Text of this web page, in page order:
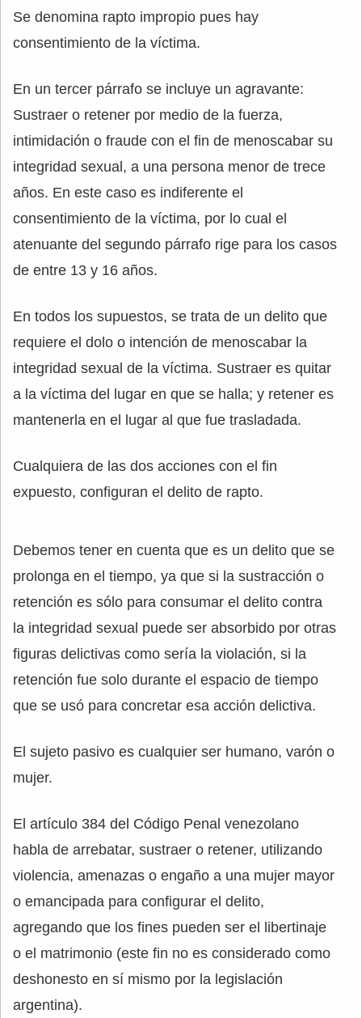
Se denomina rapto impropio pues hay
consentimiento de la víctima.
En un tercer párrafo se incluye un agravante:
Sustraer o retener por medio de la fuerza,
intimidación o fraude con el fin de menoscabar su
integridad sexual, a una persona menor de trece
años. En este caso es indiferente el
consentimiento de la víctima, por lo cual el
atenuante del segundo párrafo rige para los casos
de entre 13 y 16 años.
En todos los supuestos, se trata de un delito que
requiere el dolo o intención de menoscabar la
integridad sexual de la víctima. Sustraer es quitar
a la víctima del lugar en que se halla; y retener es
mantenerla en el lugar al que fue trasladada.
Cualquiera de las dos acciones con el fin
expuesto, configuran el delito de rapto.
Debemos tener en cuenta que es un delito que se
prolonga en el tiempo, ya que si la sustracción o
retención es sólo para consumar el delito contra
la integridad sexual puede ser absorbido por otras
figuras delictivas como sería la violación, si la
retención fue solo durante el espacio de tiempo
que se usó para concretar esa acción delictiva.
El sujeto pasivo es cualquier ser humano, varón o
mujer.
El artículo 384 del Código Penal venezolano
habla de arrebatar, sustraer o retener, utilizando
violencia, amenazas o engaño a una mujer mayor
o emancipada para configurar el delito,
agregando que los fines pueden ser el libertinaje
o el matrimonio (este fin no es considerado como
deshonesto en sí mismo por la legislación
argentina).